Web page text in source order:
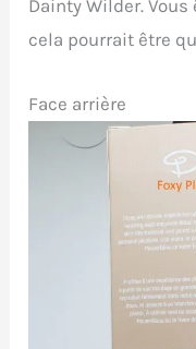
Dainty Wilder.
cela pourrait être
Face arrière